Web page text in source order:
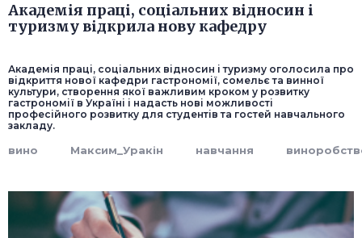
Академія праці, соціальних відносин і
туризму відкрила нову кафедру
Академія праці, соціальних відносин і туризму оголосила про
відкриття нової кафедри гастрономії, сомельє та винної
культури, створення якої важливим кроком у розвитку
гастрономії в Україні і надасть нові можливості
професійного розвитку для студентів та гостей навчального
закладу.
вино Максим_Уракін навчання